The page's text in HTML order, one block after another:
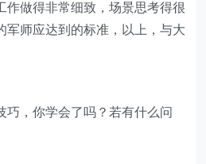
作做得非常细致，场景思考得很
军师应达到的标准，以上，与大
巧，你学会了吗？若有什么问